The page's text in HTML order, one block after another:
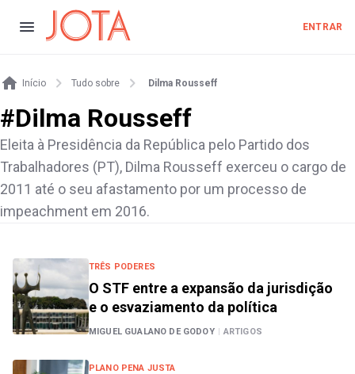
ENTRAR
Início Tudo sobre Dilma Rousseff
#Dilma Rousseff
Eleita à Presidência da República pelo Partido dos
Trabalhadores (PT), Dilma Rousseff exerceu o cargo de
2011 até o seu afastamento por um processo de
impeachment em 2016.
TRÊS PODERES
O STF entre a expansão da jurisdição
e o esvaziamento da política
MIGUEL GUALANO DE GODOY | ARTIGOS
PLANO PENA JUSTA